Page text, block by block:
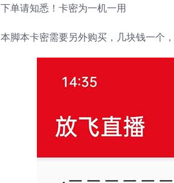
下单请知悉！卡密为一机一用
本脚本卡密需要另外购买，几块钱一个